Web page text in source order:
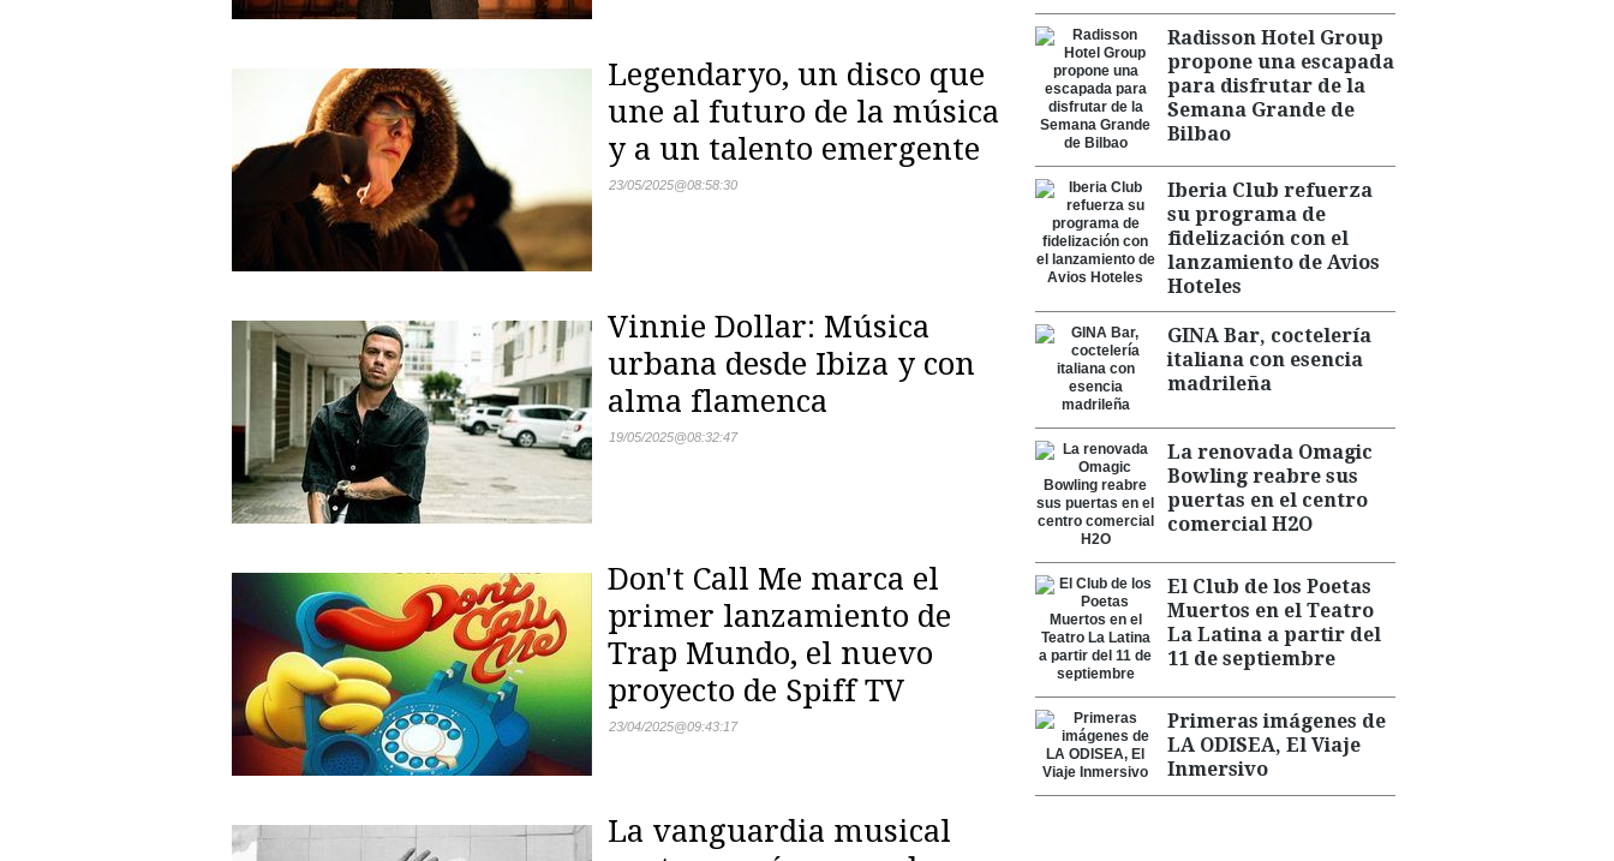
Legendaryo, un disco que
une al futuro de la música
y a un talento emergente
23/05/2025@08:58:30
Vinnie Dollar: Música
urbana desde Ibiza y con
alma flamenca
19/05/2025@08:32:47
Don't Call Me marca el
primer lanzamiento de
Trap Mundo, el nuevo
proyecto de Spiff TV
23/04/2025@09:43:17
La vanguardia musical
Radisson Hotel Group
propone una escapada
para disfrutar de la
Semana Grande de
Bilbao
Iberia Club refuerza
su programa de
fidelización con el
lanzamiento de Avios
Hoteles
GINA Bar, coctelería
italiana con esencia
madrileña
La renovada Omagic
Bowling reabre sus
puertas en el centro
comercial H2O
El Club de los Poetas
Muertos en el Teatro
La Latina a partir del
11 de septiembre
Primeras imágenes de
LA ODISEA, El Viaje
Inmersivo